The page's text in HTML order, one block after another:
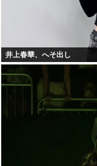
井上春華、へそ出し